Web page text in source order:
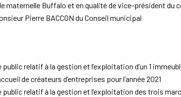
maternelle Buffalo et en qualité de vice-président du
Pierre BACCON du Conseil municipal
relatif à la gestion et l’exploitation d’un 1
de créateurs d’entreprises pour l’année 2021
relatif à la gestion et l’exploitation des trois